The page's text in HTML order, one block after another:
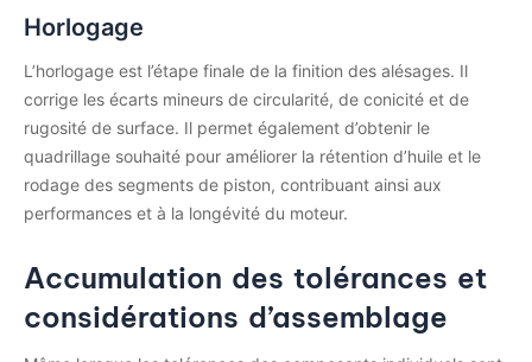
Horlogage
L’horlogage est l’étape finale de la finition des alésages. Il
corrige les écarts mineurs de circularité, de conicité et de
rugosité de surface. Il permet également d’obtenir le
quadrillage souhaité pour améliorer la rétention d’huile et le
rodage des segments de piston, contribuant ainsi aux
performances et à la longévité du moteur.
Accumulation des tolérances et
considérations d’assemblage